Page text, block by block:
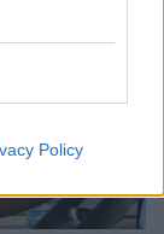
Policy